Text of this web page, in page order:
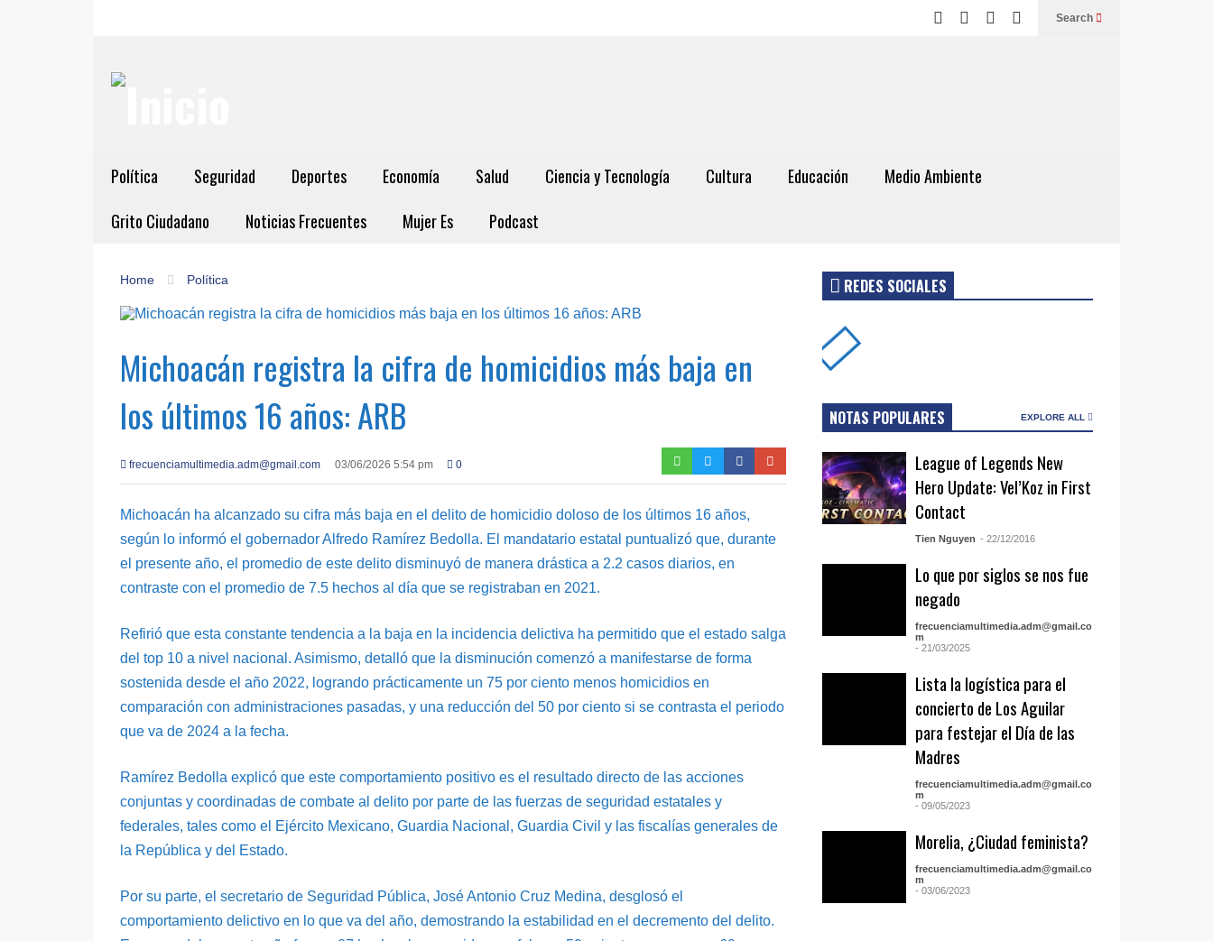
Search
Política Seguridad Deportes Economía Salud Ciencia y Tecnología Cultura Educación
Medio Ambiente
Grito Ciudadano
Noticias Frecuentes Mujer Es Podcast
Home Política
Michoacán registra la cifra de homicidios más baja en
los últimos 16 años: ARB
frecuenciamultimedia.adm@gmail.com 03/06/2026 5:54 pm 0
Michoacán ha alcanzado su cifra más baja en el delito de homicidio doloso de los últimos 16 años,
según lo informó el gobernador Alfredo Ramírez Bedolla. El mandatario estatal puntualizó que, durante
el presente año, el promedio de este delito disminuyó de manera drástica a 2.2 casos diarios, en
contraste con el promedio de 7.5 hechos al día que se registraban en 2021.
Refirió que esta constante tendencia a la baja en la incidencia delictiva ha permitido que el estado salga
del top 10 a nivel nacional. Asimismo, detalló que la disminución comenzó a manifestarse de forma
sostenida desde el año 2022, logrando prácticamente un 75 por ciento menos homicidios en
comparación con administraciones pasadas, y una reducción del 50 por ciento si se contrasta el periodo
que va de 2024 a la fecha.
Ramírez Bedolla explicó que este comportamiento positivo es el resultado directo de las acciones
conjuntas y coordinadas de combate al delito por parte de las fuerzas de seguridad estatales y
federales, tales como el Ejército Mexicano, Guardia Nacional, Guardia Civil y las fiscalías generales de
la República y del Estado.
Por su parte, el secretario de Seguridad Pública, José Antonio Cruz Medina, desglosó el
comportamiento delictivo en lo que va del año, demostrando la estabilidad en el decremento del delito.
REDES SOCIALES
NOTAS POPULARES EXPLORE ALL
League of Legends New
Hero Update: Vel’Koz in First
Contact
Tien Nguyen - 22/12/2016
Lo que por siglos se nos fue
negado
frecuenciamultimedia.adm@gmail.co
m
- 21/03/2025
Lista la logística para el
concierto de Los Aguilar
para festejar el Día de las
Madres
frecuenciamultimedia.adm@gmail.co
m
- 09/05/2023
Morelia, ¿Ciudad feminista?
frecuenciamultimedia.adm@gmail.co
m
- 03/06/2023